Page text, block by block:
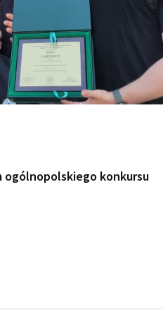
ogólnopolskiego konkursu